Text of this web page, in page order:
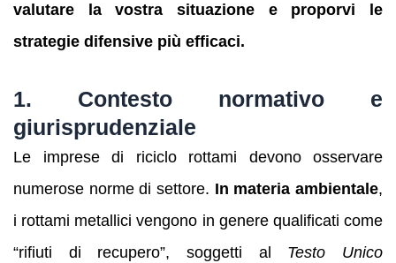
valutare la vostra situazione e proporvi le
strategie difensive più efficaci.
1. Contesto normativo e
giurisprudenziale
Le imprese di riciclo rottami devono osservare
numerose norme di settore. In materia ambientale,
i rottami metallici vengono in genere qualificati come
“rifiuti di recupero”, soggetti al Testo Unico